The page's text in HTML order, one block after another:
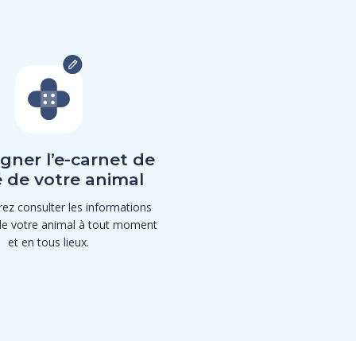
l’e-carnet de
de votre animal
consulter les informations
votre animal à tout moment
et en tous lieux.